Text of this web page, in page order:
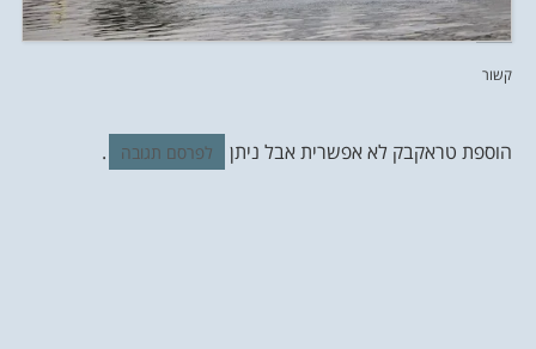
קשור
הוספת טראקבק לא אפשרית אבל ניתן לפרסם תגובה .